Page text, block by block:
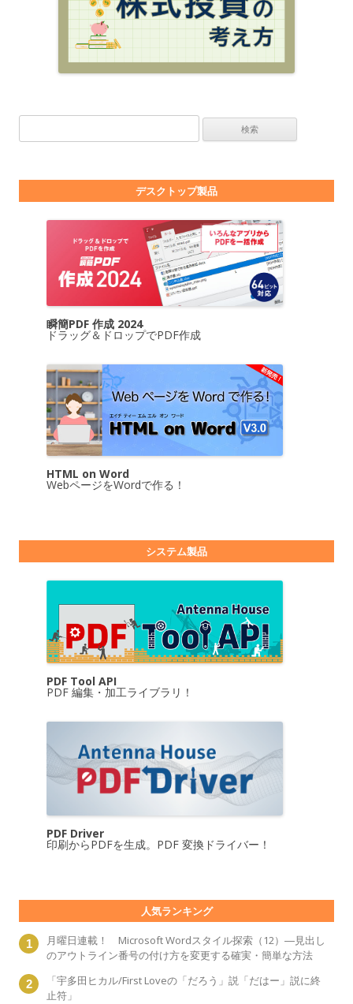
デスクトップ製品
瞬簡PDF 作成 2024
ドラッグ＆ドロップでPDF作成
HTML on Word
WebページをWordで作る！
システム製品
PDF Tool API
PDF 編集・加工ライブラリ！
PDF Driver
印刷からPDFを生成。PDF 変換ドライバー！
人気ランキング
月曜日連載！ Microsoft Wordスタイル探索（12）―見出し
のアウトライン番号の付け方を変更する確実・簡単な方法
「宇多田ヒカル/First Loveの「だろう」説「だはー」説に終
止符」